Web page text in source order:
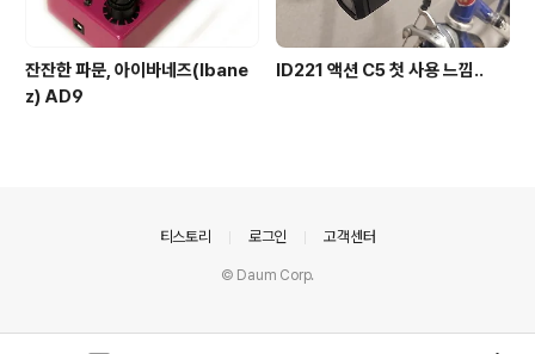
잔잔한 파문, 아이바네즈(Ibane
z) AD9
ID221 액션 C5 첫 사용 느낌..
티스토리 로그인 고객센터
© Daum Corp.